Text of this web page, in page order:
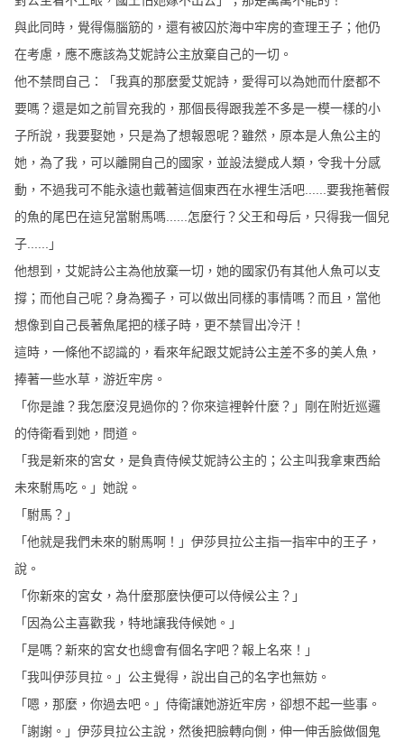
與此同時，覺得傷腦筋的，還有被囚於海中牢房的查理王子；他仍
在考慮，應不應該為艾妮詩公主放棄自己的一切。
他不禁問自己：「我真的那麼愛艾妮詩，愛得可以為她而什麼都不
要嗎？還是如之前冒充我的，那個長得跟我差不多是一模一樣的小
子所說，我要娶她，只是為了想報恩呢？雖然，原本是人魚公主的
她，為了我，可以離開自己的國家，並設法變成人類，令我十分感
動，不過我可不能永遠也戴著這個東西在水裡生活吧......要我拖著假
的魚的尾巴在這兒當駙馬嗎......怎麼行？父王和母后，只得我一個兒
子......」
他想到，艾妮詩公主為他放棄一切，她的國家仍有其他人魚可以支
撐；而他自己呢？身為獨子，可以做出同樣的事情嗎？而且，當他
想像到自己長著魚尾把的樣子時，更不禁冒出冷汗！
這時，一條他不認識的，看來年紀跟艾妮詩公主差不多的美人魚，
捧著一些水草，游近牢房。
「你是誰？我怎麼沒見過你的？你來這裡幹什麼？」剛在附近巡邏
的侍衛看到她，問道。
「我是新來的宮女，是負責侍候艾妮詩公主的；公主叫我拿東西給
未來駙馬吃。」她說。
「駙馬？」
「他就是我們未來的駙馬啊！」伊莎貝拉公主指一指牢中的王子，
說。
「你新來的宮女，為什麼那麼快便可以侍候公主？」
「因為公主喜歡我，特地讓我侍候她。」
「是嗎？新來的宮女也總會有個名字吧？報上名來！」
「我叫伊莎貝拉。」公主覺得，說出自己的名字也無妨。
「嗯，那麼，你過去吧。」侍衛讓她游近牢房，卻想不起一些事。
「謝謝。」伊莎貝拉公主說，然後把臉轉向側，伸一伸舌臉做個鬼